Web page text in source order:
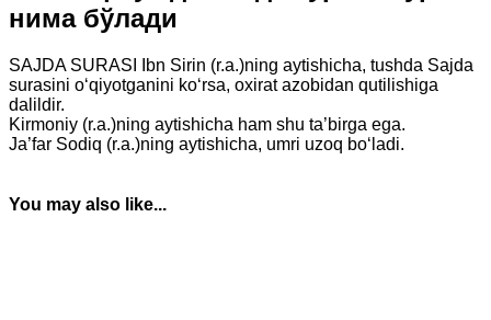
нима бўлади
SAJDA SURASI Ibn Sirin (r.a.)ning aytishicha, tushda Sajda
surasini o‘qiyotganini ko‘rsa, oxirat azobidan qutilishiga
dalildir.
Kirmoniy (r.a.)ning aytishicha ham shu ta’birga ega.
Ja’far Sodiq (r.a.)ning aytishicha, umri uzoq bo‘ladi.
You may also like...